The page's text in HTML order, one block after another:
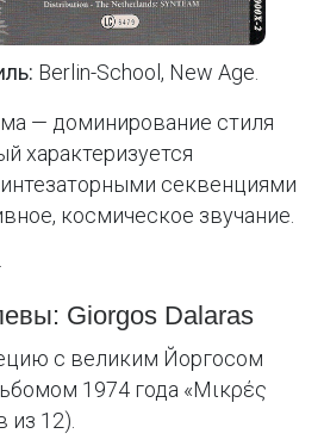
Berlin-School, New Age.
— доминирование стиля
характеризуется
секвенциями
космическое звучание.
Giorgos Dalaras
с великим Йоргосом
1974 года «Μικρές
из 12).